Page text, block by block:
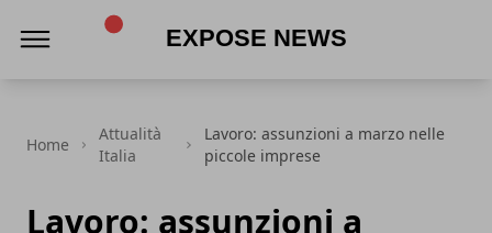
Home
Attualità
Italia
Lavoro: assunzioni a marzo nelle
piccole imprese
Lavoro: assunzioni a